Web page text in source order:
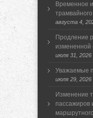
Временное
августа 4,
Продление
измененной
июля 31, 2026
Уважаемые
июля 29, 2026
Изменение
пассажиров